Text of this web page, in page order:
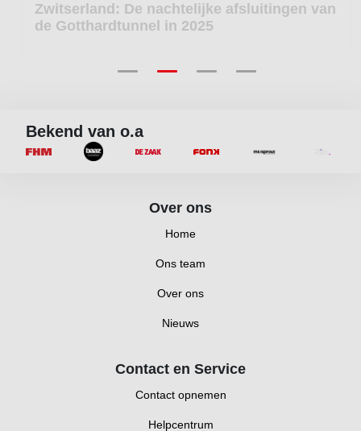
Zwitserland: De nachtelijke afsluitingen van
de Gotthardtunnel in 2025
Bekend van o.a
Over ons
Home
Ons team
Over ons
Nieuws
Contact en Service
Contact opnemen
Helpcentrum